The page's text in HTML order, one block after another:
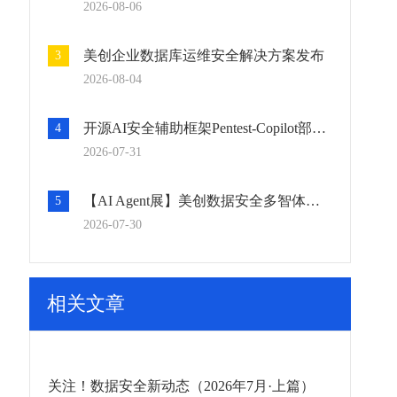
2026-08-06
3 美创企业数据库运维安全解决方案发布
2026-08-04
4 开源AI安全辅助框架Pentest-Copilot部署与使用
2026-07-31
5 【AI Agent展】美创数据安全多智体——以AI驱动，重构数据安全运营闭环
2026-07-30
相关文章
关注！数据安全新动态（2026年7月·上篇）